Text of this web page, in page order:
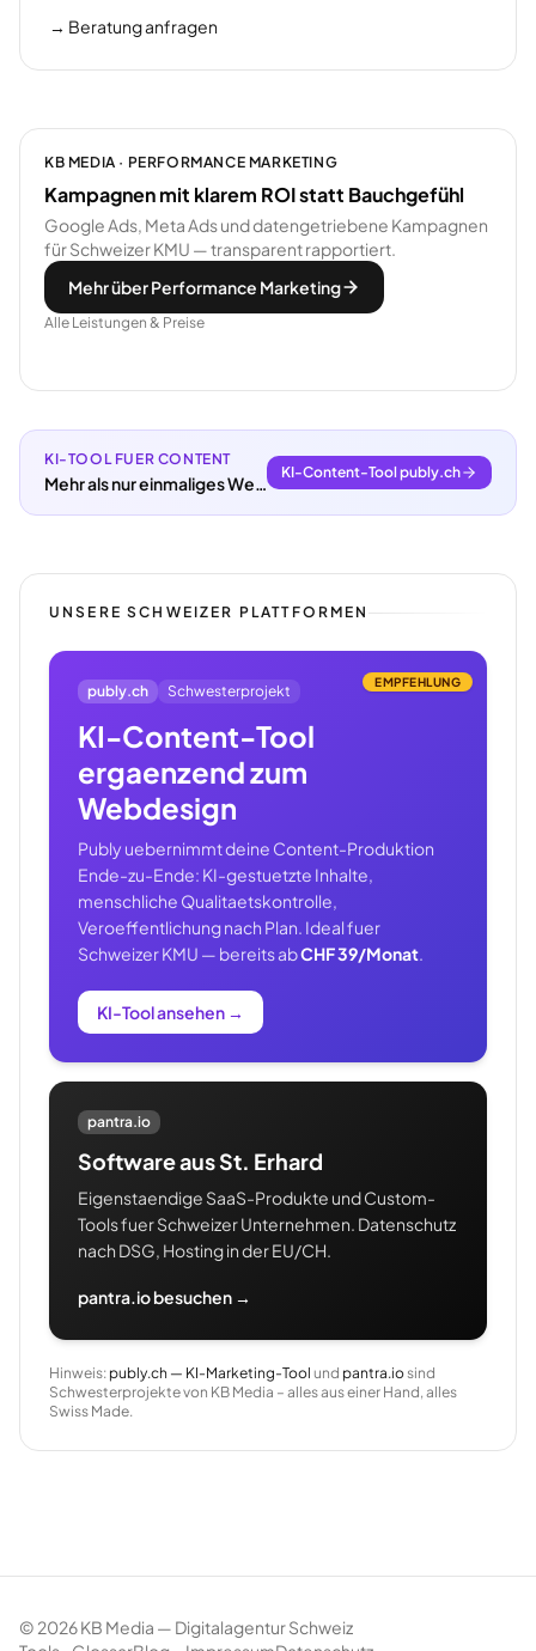
→ Beratung anfragen
KB MEDIA · PERFORMANCE MARKETING
Kampagnen mit klarem ROI statt Bauchgefühl
Google Ads, Meta Ads und datengetriebene Kampagnen
für Schweizer KMU — transparent rapportiert.
Mehr über Performance Marketing
Alle Leistungen & Preise
KI-TOOL FUER CONTENT
Mehr als nur einmaliges Webdesign.
KI-Content-Tool publy.ch
UNSERE SCHWEIZER PLATTFORMEN
EMPFEHLUNG
publy.ch Schwesterprojekt
KI-Content-Tool
ergaenzend zum
Webdesign
Publy uebernimmt deine Content-Produktion
Ende-zu-Ende: KI-gestuetzte Inhalte,
menschliche Qualitaetskontrolle,
Veroeffentlichung nach Plan. Ideal fuer
Schweizer KMU — bereits abCHF 39/Monat.
KI-Tool ansehen →
pantra.io
Software aus St. Erhard
Eigenstaendige SaaS-Produkte und Custom-
Tools fuer Schweizer Unternehmen. Datenschutz
nach DSG, Hosting in der EU/CH.
pantra.io besuchen →
Hinweis: publy.ch — KI-Marketing-Tool und pantra.iosind
Schwesterprojekte von KB Media – alles aus einer Hand, alles
Swiss Made.
© 2026KB Media — Digitalagentur Schweiz